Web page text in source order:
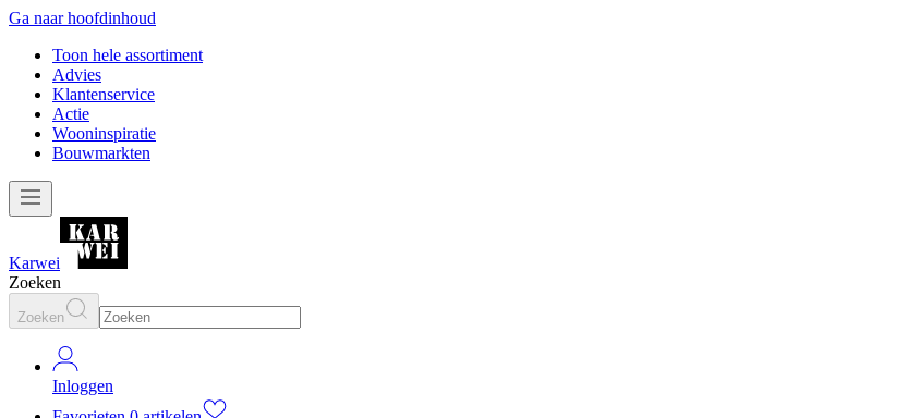
Ga naar hoofdinhoud
Toon hele assortiment
Advies
Klantenservice
Actie
Wooninspiratie
Bouwmarkten
Karwei
Zoeken
Zoeken
Inloggen